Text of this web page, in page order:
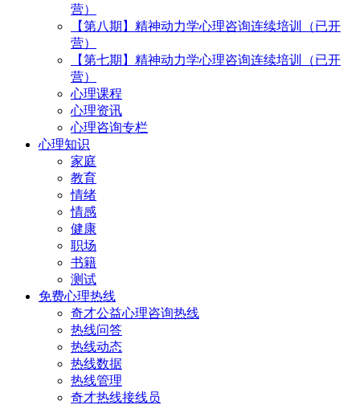
营）
【第八期】精神动力学心理咨询连续培训（已开
营）
【第七期】精神动力学心理咨询连续培训（已开
营）
心理课程
心理资讯
心理咨询专栏
心理知识
家庭
教育
情绪
情感
健康
职场
书籍
测试
免费心理热线
奇才公益心理咨询热线
热线问答
热线动态
热线数据
热线管理
奇才热线接线员